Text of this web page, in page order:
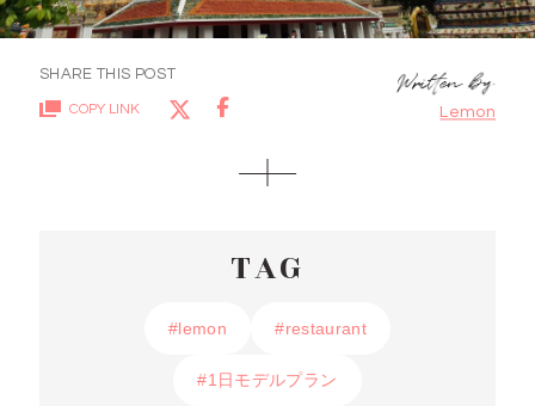
SHARE THIS POST
COPY LINK Lemon
TAG
#lemon
#lemon #restaurant
#restaurant
#1日モデルプラン
#1日モデルプラン